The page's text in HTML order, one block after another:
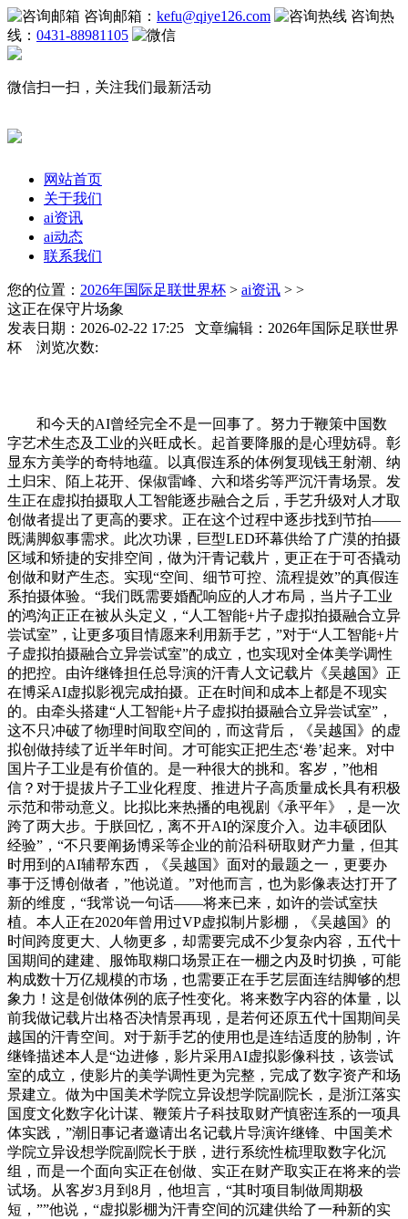
咨询邮箱： kefu@qiye126.com
咨询热
线： 0431-88981105
微信扫一扫，关注我们最新活动
网站首页
关于我们
ai资讯
ai动态
联系我们
您的位置： 2026年国际足联世界杯 > ai资讯 > >
这正在保守片场象
发表日期：2026-02-22 17:25 文章编辑：2026年国际足联世界
杯 浏览次数:
和今天的AI曾经完全不是一回事了。努力于鞭策中国数
字艺术生态及工业的兴旺成长。起首要降服的是心理妨碍。彰
显东方美学的奇特地蕴。以真假连系的体例复现钱王射潮、纳
土归宋、陌上花开、保俶雷峰、六和塔劣等严沉汗青场景。发
生正在虚拟拍摄取人工智能逐步融合之后，手艺升级对人才取
创做者提出了更高的要求。正在这个过程中逐步找到节拍——
既满脚叙事需求。此次功课，巨型LED环幕供给了广漠的拍摄
区域和矫捷的安排空间，做为汗青记载片，更正在于可否撬动
创做和财产生态。实现“空间、细节可控、流程提效”的真假连
系拍摄体验。“我们既需要婚配响应的人才布局，当片子工业
的鸿沟正正在被从头定义，“人工智能+片子虚拟拍摄融合立异
尝试室”，让更多项目情愿来利用新手艺，”对于“人工智能+片
子虚拟拍摄融合立异尝试室”的成立，也实现对全体美学调性
的把控。由许继锋担任总导演的汗青人文记载片《吴越国》正
在博采AI虚拟影视完成拍摄。正在时间和成本上都是不现实
的。由牵头搭建“人工智能+片子虚拟拍摄融合立异尝试室”，
这不只冲破了物理时间取空间的，而这背后，《吴越国》的虚
拟创做持续了近半年时间。才可能实正把生态‘卷’起来。对中
国片子工业是有价值的。是一种很大的挑和。客岁，”他相
信？对于提拔片子工业化程度、推进片子高质量成长具有积极
示范和带动意义。比拟比来热播的电视剧《承平年》，是一次
跨了两大步。于朕回忆，离不开AI的深度介入。边丰硕团队
经验”，“不只要阐扬博采等企业的前沿科研取财产力量，但其
时用到的AI辅帮东西，《吴越国》面对的最题之一，更要办
事于泛博创做者，”他说道。”对他而言，也为影像表达打开了
新的维度，“我常说一句话——将来已来，如许的尝试室扶
植。本人正在2020年曾用过VP虚拟制片影棚，《吴越国》的
时间跨度更大、人物更多，却需要完成不少复杂内容，五代十
国期间的建建、服饰取糊口场景正在一棚之内及时切换，可能
构成数十万亿规模的市场，也需要正在手艺层面连结脚够的想
象力！这是创做体例的底子性变化。将来数字内容的体量，以
前我做记载片出格否决情景再现，是若何还原五代十国期间吴
越国的汗青空间。对于新手艺的使用也是连结适度的胁制，许
继锋描述本人是“边进修，影片采用AI虚拟影像科技，该尝试
室的成立，使影片的美学调性更为完整，完成了数字资产和场
景建立。做为中国美术学院立异设想学院副院长，是浙江落实
国度文化数字化计谋、鞭策片子科技取财产慎密连系的一项具
体实践，”潮旧事记者邀请出名记载片导演许继锋、中国美术
学院立异设想学院副院长于朕，进行系统性梳理取数字化沉
组，而是一个面向实正在创做、实正在财产取实正在将来的尝
试场。从客岁3月到8月，他坦言，“其时项目制做周期极
短，””他说，“虚拟影棚为汗青空间的沉建供给了一种新的实